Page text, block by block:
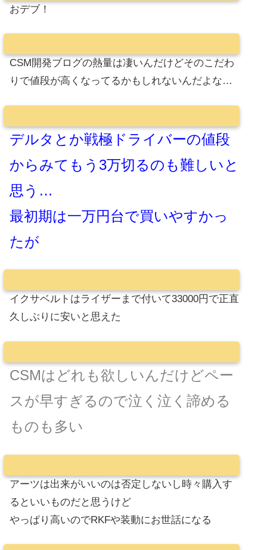
おデブ！
CSM開発ブログの熱量は凄いんだけどそのこだわ
りで値段が高くなってるかもしれないんだよな…
デルタとか戦極ドライバーの値段
からみてもう3万切るのも難しいと
思う…
最初期は一万円台で買いやすかっ
たが
イクサベルトはライザーまで付いて33000円で正直
久しぶりに安いと思えた
CSMはどれも欲しいんだけどペー
スが早すぎるので泣く泣く諦める
ものも多い
アーツは出来がいいのは否定しないし時々購入す
るといいものだと思うけど
やっぱり高いのでRKFや装動にお世話になる